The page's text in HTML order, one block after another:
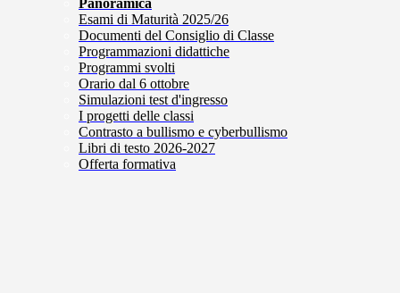
Panoramica
Esami di Maturità 2025/26
Documenti del Consiglio di Classe
Programmazioni didattiche
Programmi svolti
Orario dal 6 ottobre
Simulazioni test d'ingresso
I progetti delle classi
Contrasto a bullismo e cyberbullismo
Libri di testo 2026-2027
Offerta formativa